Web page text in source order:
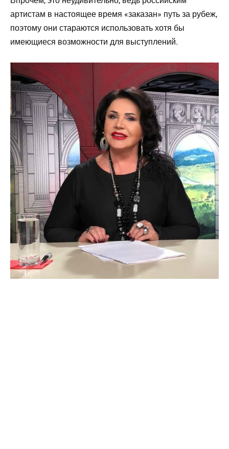
артистам в настоящее время «заказан» путь за рубеж,
поэтому они стараются использовать хотя бы
имеющиеся возможности для выступлений.